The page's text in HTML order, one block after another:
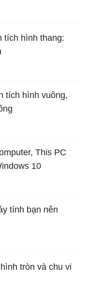
tích hình thang:
tích hình vuông,
This PC
10
tính bạn nên
tròn và chu vi